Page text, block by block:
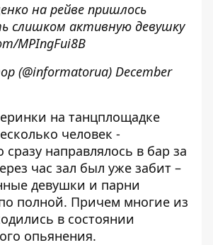
на рейве пришлось
слишком активную девушку
MPIngFui8B
(@informatorua) December
на танцплощадке
человек -
направлялось в бар за
час зал был уже забит –
девушки и парни
полной. Причем многие из
в состоянии
опьянения.